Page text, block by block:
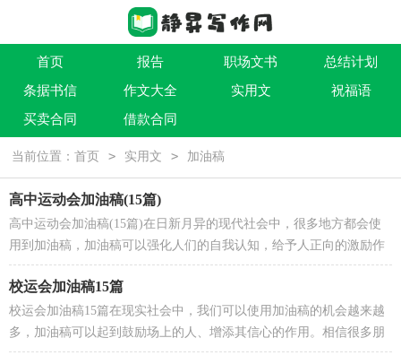
首页 报告 职场文书
总结计划
条据书信
作文大全 实用文
祝福语
买卖合同
借款合同
当前位置：首页 > 实用文 > 加油稿
高中运动会加油稿(15篇)
高中运动会加油稿(15篇)在日新月异的现代社会中，很多地方都会使
用到加油稿，加油稿可以强化人们的自我认知，给予人正向的激励作
用。写加油稿的注意事项有许多，你确定会写吗？以下是...
校运会加油稿15篇
校运会加油稿15篇在现实社会中，我们可以使用加油稿的机会越来越
多，加油稿可以起到鼓励场上的人、增添其信心的作用。相信很多朋
友都对写加油稿感到非常苦恼吧，下面是小编为大家...